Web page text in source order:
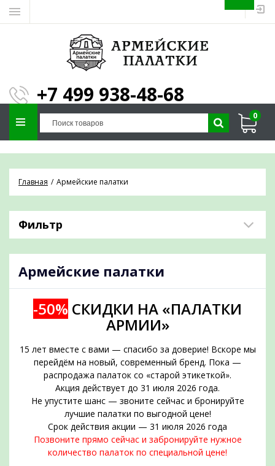
+7 499 938-48-68
0
Главная Армейские палатки
Фильтр
Армейские палатки
-50% СКИДКИ НА «ПАЛАТКИ
АРМИИ»
15 лет вместе с вами — спасибо за доверие! Вскоре мы
перейдём на новый, современный бренд. Пока —
распродажа палаток со «старой этикеткой».
Акция действует до 31 июля 2026 года.
Не упустите шанс — звоните сейчас и бронируйте
лучшие палатки по выгодной цене!
Срок действия акции — 31 июля 2026 года
Позвоните прямо сейчас и забронируйте нужное
количество палаток по специальной цене!
ЗАПОЛНИТЕ ФОРМУ И
МЫ ПОДБЕРЕМ
ПАЛАТКУ ПОД ВАШИ
ПАРАМЕТРЫ!
Отправим предложение на почту и
проконсультируем по любым вопросам
подобрать